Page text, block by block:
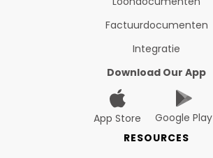
Factuurdocumenten
Integratie
Download Our App
App Store
Google Play
RESOURCES